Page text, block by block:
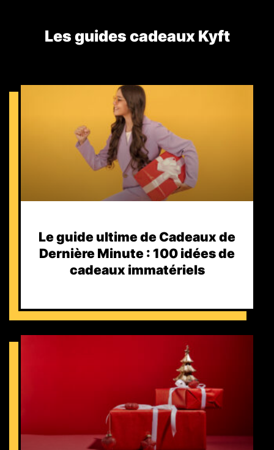
Les guides cadeaux Kyft​
Le guide ultime de Cadeaux de
Dernière Minute : 100 idées de
cadeaux immatériels